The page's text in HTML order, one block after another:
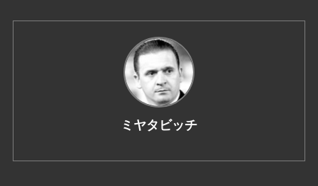
ミヤタビッチ